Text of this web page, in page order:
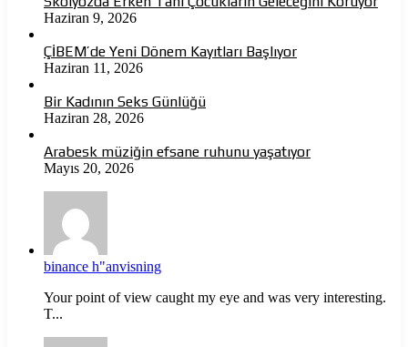
Haziran 9, 2026
ÇİBEM’de Yeni Dönem Kayıtları Başlıyor
Haziran 11, 2026
Bir Kadının Seks Günlüğü
Haziran 28, 2026
Arabesk müziğin efsane ruhunu yaşatıyor
Mayıs 20, 2026
binance h"anvisning
Your point of view caught my eye and was very interesting.
T...